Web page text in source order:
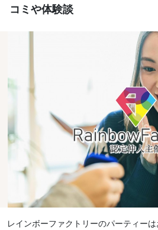
コミや体験談
レインボーファクトリーのパーティー